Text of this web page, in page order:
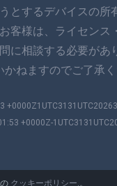
クッキーポリシー.。
スヴェ
ภาษาไทย
ダンス
とするデバイスの所
客様は、ライセンス
に相談する必要があ
ねますのでご了承
+0000Z-